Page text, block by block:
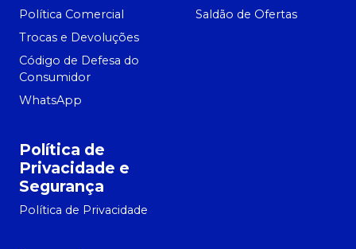
Política Comercial
Trocas e Devoluções
Código de Defesa do
Consumidor
WhatsApp
Saldão de Ofertas
Política de
Privacidade e
Segurança
Política de Privacidade